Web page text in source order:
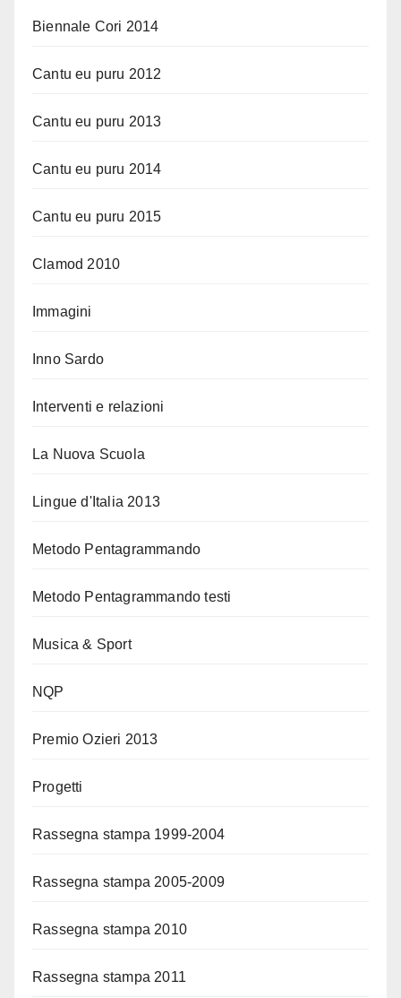
Biennale Cori 2014
Cantu eu puru 2012
Cantu eu puru 2013
Cantu eu puru 2014
Cantu eu puru 2015
Clamod 2010
Immagini
Inno Sardo
Interventi e relazioni
La Nuova Scuola
Lingue d'Italia 2013
Metodo Pentagrammando
Metodo Pentagrammando testi
Musica & Sport
NQP
Premio Ozieri 2013
Progetti
Rassegna stampa 1999-2004
Rassegna stampa 2005-2009
Rassegna stampa 2010
Rassegna stampa 2011